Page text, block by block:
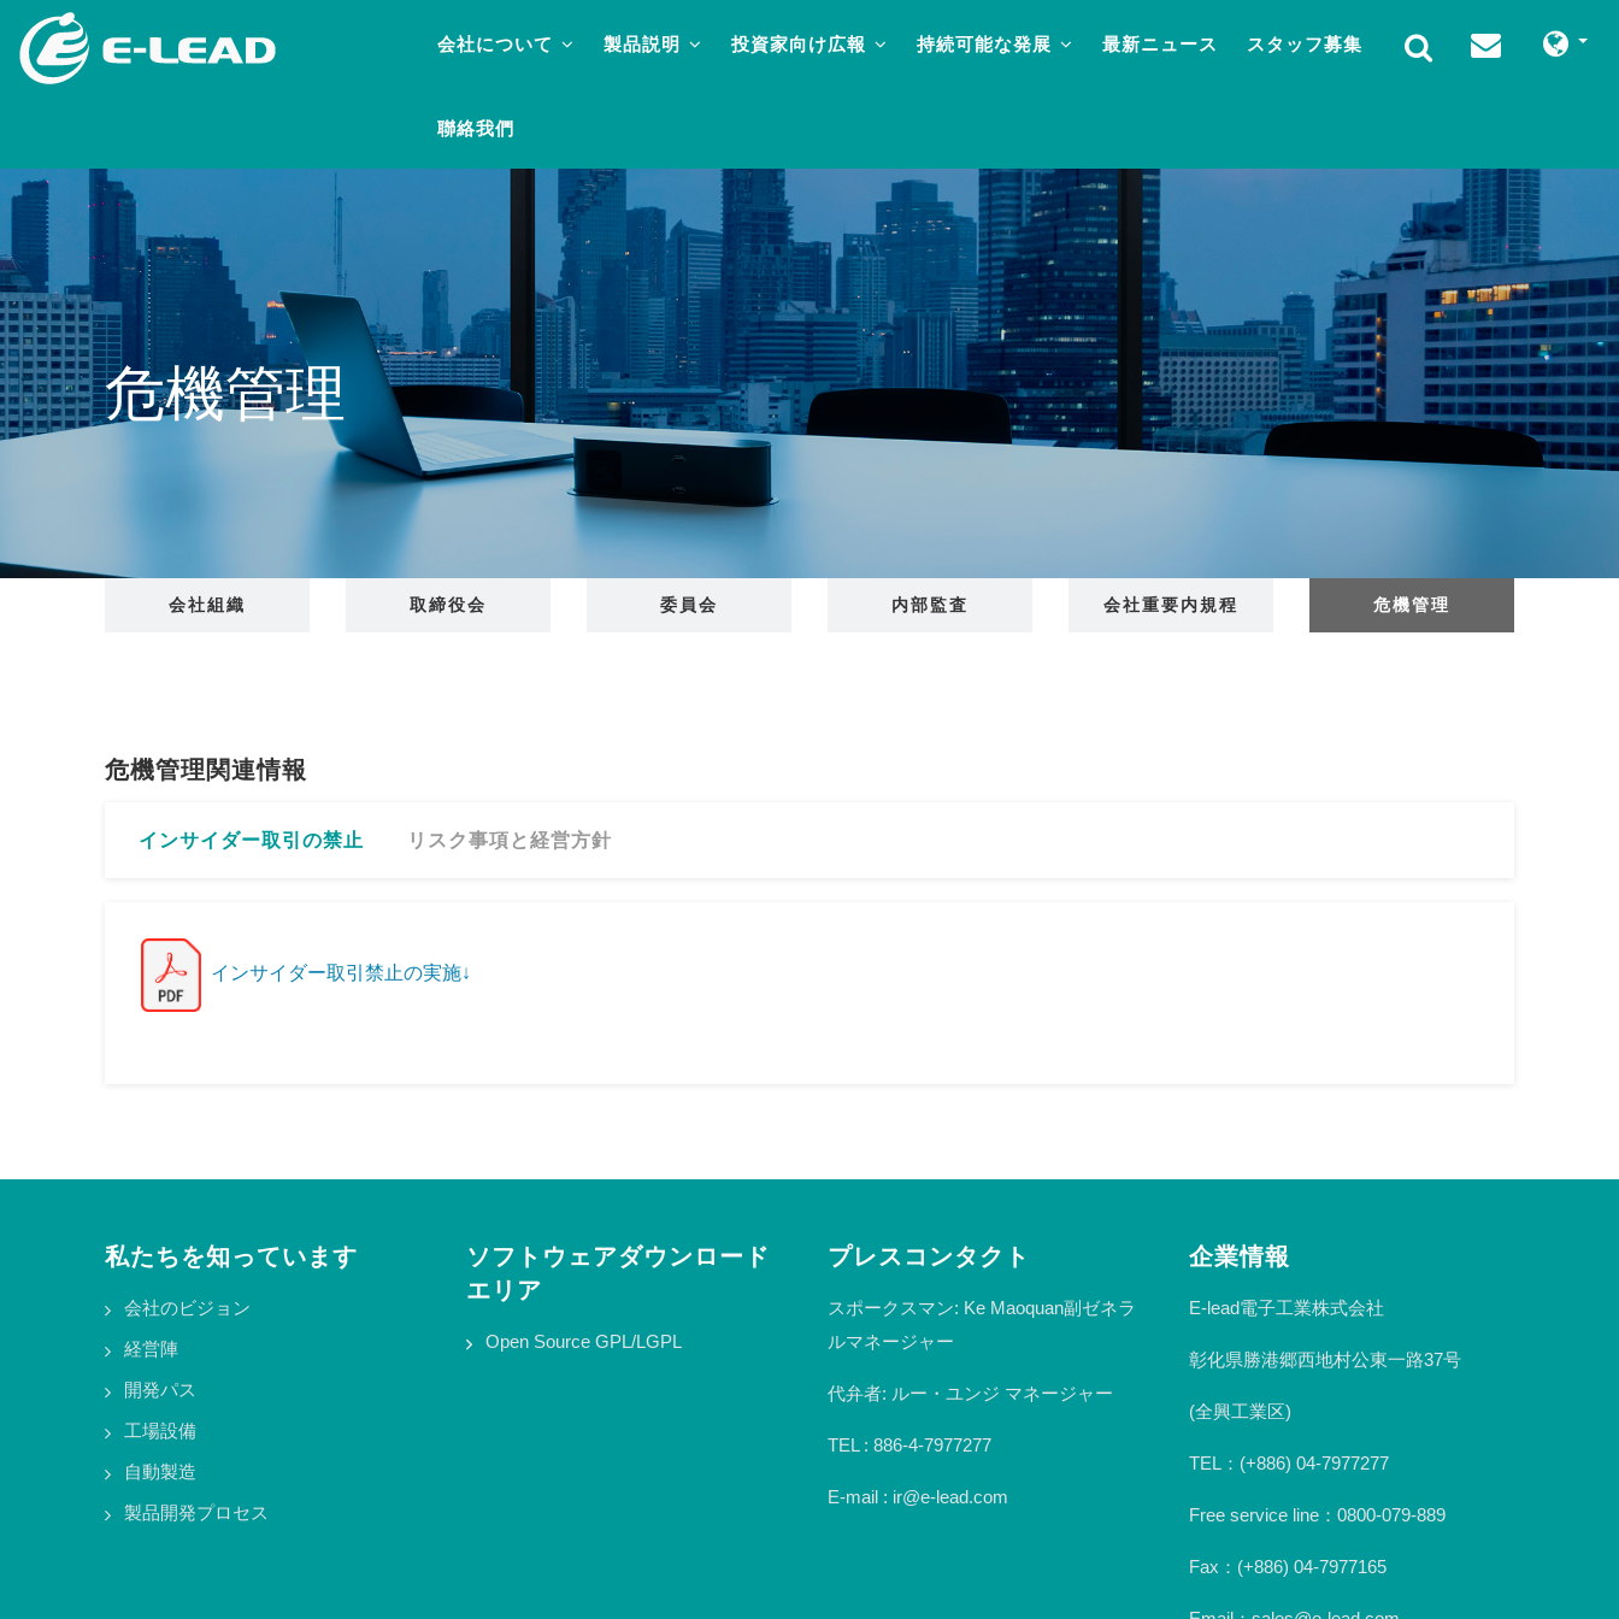
移
動
会社について 製品説明 投資家向け広報 持続可能な発展 最新ニュース スタッフ募集
聯絡我們
危機管理
会社組織 取締役会 委員会 内部監査 会社重要内規程 危機管理
危機管理関連情報
インサイダー取引の禁止 リスク事項と経営方針
インサイダー取引禁止の実施↓
私たちを知っています
会社のビジョン
経営陣
開発パス
工場設備
自動製造
製品開発プロセス
ソフトウェアダウンロード
エリア
Open Source GPL/LGPL
プレスコンタクト
スポークスマン: Ke Maoquan副ゼネラ
ルマネージャー
代弁者: ルー・ユンジ マネージャー
TEL : 886-4-7977277
E-mail : ir@e-lead.com
企業情報
E-lead電子工業株式会社
彰化県勝港郷西地村公東一路37号
(全興工業区)
TEL：(+886) 04-7977277
Free service line：0800-079-889
Fax：(+886) 04-7977165